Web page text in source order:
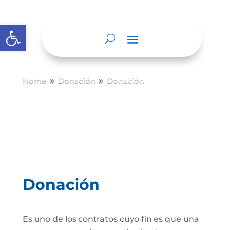
Abrir barra de herramientas
Home 9 Donación 9 Donación
Donación
Es uno de los contratos cuyo fin es que una